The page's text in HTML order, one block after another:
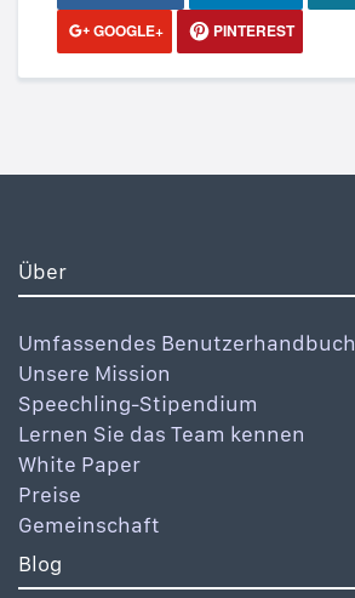
GOOGLE+
PINTEREST
Über
Umfassendes Benutzerhandbuch
Unsere Mission
Speechling-Stipendium
Lernen Sie das Team kennen
White Paper
Preise
Gemeinschaft
Blog